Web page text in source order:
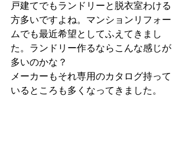
戸建てでもランドリーと脱衣室わける
方多いですよね。マンションリフォー
ムでも最近希望としてふえてきまし
た。ランドリー作るならこんな感じが
多いのかな？
メーカーもそれ専用のカタログ持って
いるところも多くなってきました。